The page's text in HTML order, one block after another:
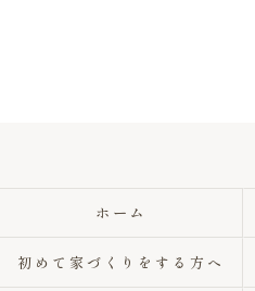
ホーム
初めて家づくりをする方へ